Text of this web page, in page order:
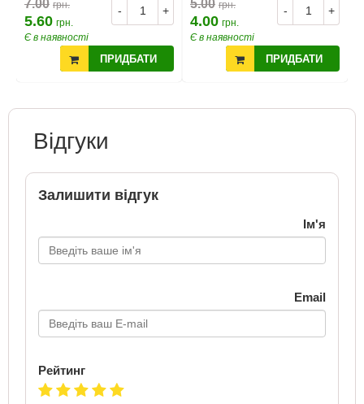
- +
7.00 грн.
5.60 грн.
Є в наявності
ПРИДБАТИ
- +
5.00 грн.
4.00 грн.
Є в наявності
ПРИДБАТИ
Відгуки
Залишити відгук
Ім'я
Email
Рейтинг